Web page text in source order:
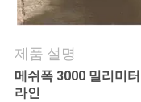
연
락
제품 설명
메쉬폭 3000 밀리미
라인